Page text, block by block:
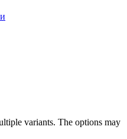
variants. The options may